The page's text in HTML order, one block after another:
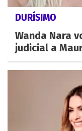
DURÍSIMO
Wanda Nara
judicial a